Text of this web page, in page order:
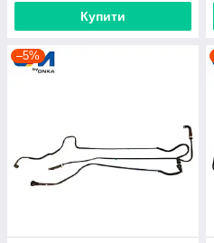
Купити
–5%